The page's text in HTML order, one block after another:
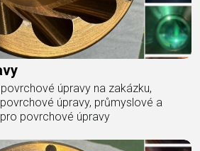
úpravy na zakázku,
úpravy, průmyslové a
povrchové úpravy